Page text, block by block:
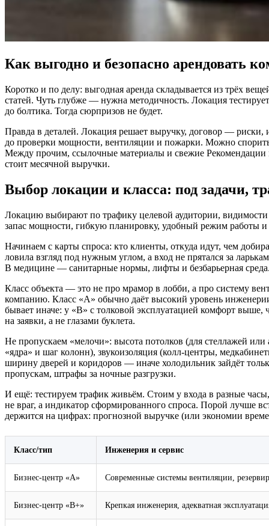
Как выгодно и безопасно арендовать
Коротко и по делу: выгодная аренда складывается из трёх
статей. Чуть глубже — нужна методичность. Локация
до болтика. Тогда сюрпризов не будет.
Правда в деталей. Локация решает выручку, договор —
до проверки мощности, вентиляции и пожарки. Можно
Между прочим, ссылочные материалы и свежие Рекомендации
стоит месячной выручки.
Выбор локации и класса: под задачи,
Локацию выбирают по трафику целевой аудитории,
запас мощности, гибкую планировку, удобный режим работы
Начинаем с карты спроса: кто клиенты, откуда идут, чем
ловила взгляд под нужным углом, а вход не прятался за
В медицине — санитарные нормы, лифты и безбарьерная
Класс объекта — это не про мрамор в лобби, а про систему
компанию. Класс «А» обычно даёт высокий уровень
бывает иначе: у «B» с толковой эксплуатацией комфорт
на заявки, а не глазами буклета.
Не пропускаем «мелочи»: высота потолков (для стеллажей
«ядра» и шаг колонн), звукоизоляция (колл-центры,
ширину дверей и коридоров — иначе холодильник зайдёт
пропускам, штрафы за ночные разгрузки.
И ещё: тестируем трафик живьём. Стоим у входа в разные
не враг, а индикатор сформированного спроса. Порой лучше
держится на цифрах: прогнозной выручке (или экономии
Класс/тип Инженерия и сервис
Бизнес‑центр «А» Современные системы вентиляции,
Бизнес‑центр «B+» Крепкая инженерия, адекватная